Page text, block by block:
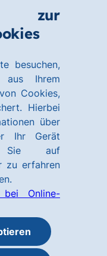
zur
besuchen,
aus Ihrem
Cookies,
Hierbei
über
Ihr Gerät
Sie auf
zu erfahren
bei Online-